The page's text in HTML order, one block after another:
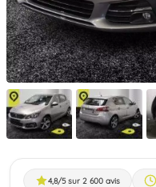
4,8/5 sur 2 600 avis